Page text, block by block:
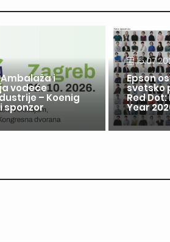
i
vodeće
– Koenig
sponzor
Epson
svetsko
Red
Year